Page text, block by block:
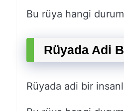
Bu rüya hangi
Rüyada Adi
Rüyada adi bir